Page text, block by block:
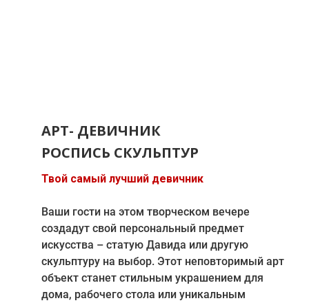
АРТ- ДЕВИЧНИК
РОСПИСЬ СКУЛЬПТУР
Твой самый лучший девичник
Ваши гости на этом творческом вечере
создадут свой персональный предмет
искусства – статую Давида или другую
скульптуру на выбор. Этот неповторимый арт
объект станет стильным украшением для
дома, рабочего стола или уникальным